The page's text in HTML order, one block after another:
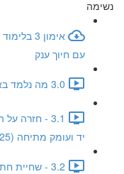
נשימה
אימון 3
עם חיוך ענק
3.0 מה נלמד באימון ללימוד חתירה מספר 3 ? (0:51)
יד ועומק מתיחה (1:25)
3.2 -